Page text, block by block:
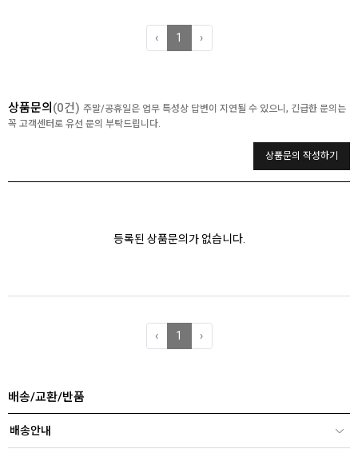
‹ 1 ›
상품문의 (0건) 주말/공휴일은 업무 특성상 답변이 지연될 수 있으니, 긴급한 문의는
꼭 고객센터로 유선 문의 부탁드립니다.
상품문의 작성하기
등록된 상품문의가 없습니다.
‹ 1 ›
배송/교환/반품
배송안내